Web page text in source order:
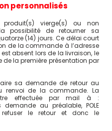
personnalisés
vierge(s) ou non
possibilité de retourner sa
(14) jours. Ce délai court
de la commande à l’adresse
absent lors de la livraison, le
la première présentation par
sa demande de retour au
renvoi de la commande. La
effectuée par mail à :
demande au préalable, POLE
le retour et donc le